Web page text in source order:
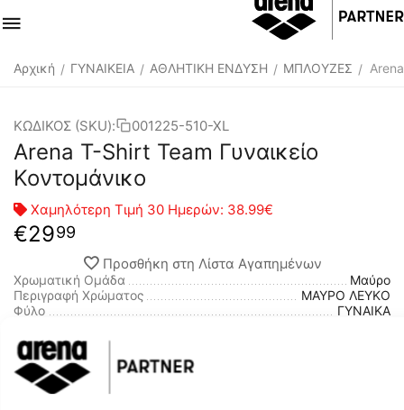
Αρχική / ΓΥΝΑΙΚΕΙΑ / ΑΘΛΗΤΙΚΗ ΕΝΔΥΣΗ / ΜΠΛΟΥΖΕΣ /
ΚΩΔΙΚΟΣ (SKU): 001225-510-XL
Arena T-Shirt Team Γυναικείο
Κοντομάνικο
Χαμηλότερη Τιμή 30 Ημερών: 38.99€
€2999
Προσθήκη στη Λίστα Αγαπημένων
Χρωματική Ομάδα
Μαύρο
Περιγραφή Χρώματος
ΜΑΥΡΟ ΛΕΥΚΟ
Φύλο
ΓΥΝΑΙΚΑ
Χαρακτηριστικά